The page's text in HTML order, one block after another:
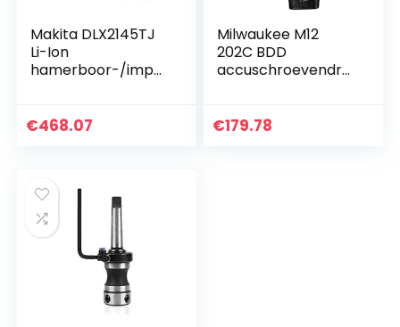
Makita DLX2145TJ
Li-Ion
hamerboor-/impa
€468.07
Milwaukee M12
202C BDD
accuschroevendra
€179.78